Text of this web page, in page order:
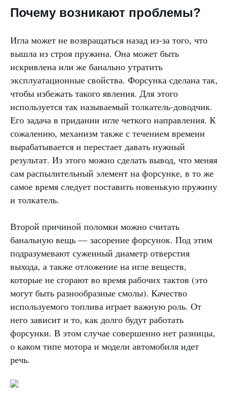
Почему возникают проблемы?
Игла может не возвращаться назад из-за того, что
вышла из строя пружина. Она может быть
искривлена или же банально утратить
эксплуатационные свойства. Форсунка сделана так,
чтобы избежать такого явления. Для этого
используется так называемый толкатель-доводчик.
Его задача в придании игле четкого направления. К
сожалению, механизм также с течением времени
вырабатывается и перестает давать нужный
результат. Из этого можно сделать вывод, что меняя
сам распылительный элемент на форсунке, в то же
самое время следует поставить новенькую пружину
и толкатель.
Второй причиной поломки можно считать
банальную вещь — засорение форсунок. Под этим
подразумевают суженный диаметр отверстия
выхода, а также отложение на игле веществ,
которые не сгорают во время рабочих тактов (это
могут быть разнообразные смолы). Качество
используемого топлива играет важную роль. От
него зависит и то, как долго будут работать
форсунки. В этом случае совершенно нет разницы,
о каком типе мотора и модели автомобиля идет
речь.